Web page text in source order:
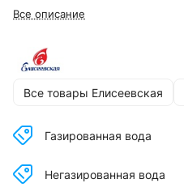
железы.
Все описание
Все товары Елисеевская
Газированная вода
Негазированная вода